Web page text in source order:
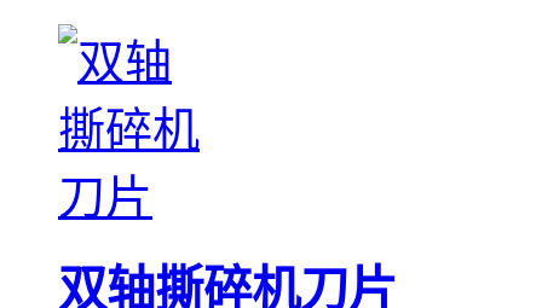
双轴撕碎机刀片